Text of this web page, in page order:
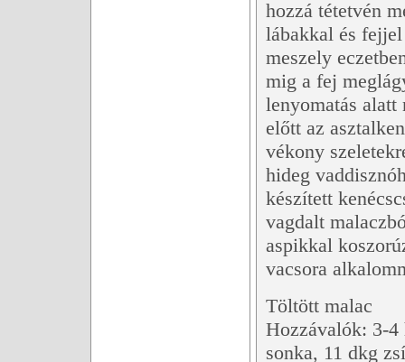
hozzá tétetvén
lábakkal és
meszely
mig a fej
lenyomatás alatt
előtt az
vékony
hideg
készített
vagdalt
aspikkal
vacsora
Töltött malac
Hozzávalók: 3-4
sonka, 11 dkg